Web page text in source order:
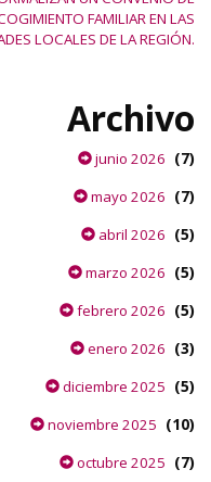
FAMILIAR EN LAS
LOCALES DE LA REGIÓN.
Archivo
junio 2026 (7)
mayo 2026 (7)
abril 2026 (5)
marzo 2026 (5)
febrero 2026 (5)
enero 2026 (3)
diciembre 2025 (5)
noviembre 2025 (10)
octubre 2025 (7)